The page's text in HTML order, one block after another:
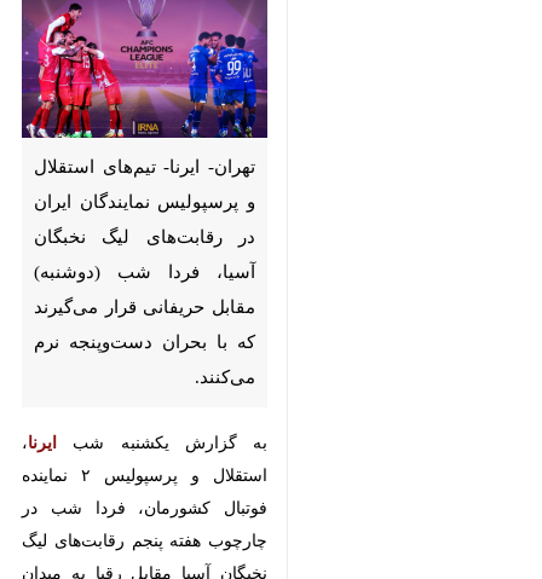
تهران- ایرنا- تیم‌های استقلال و
پرسپولیس نمایندگان ایران در
رقابت‌های لیگ نخبگان آسیا، فردا
شب (دوشنبه) مقابل حریفانی قرار
می‌گیرند که با بحران دست‌وپنجه
نرم می‌کنند.
به گزارش یکشنبه شبایرنا
، استقلال
پنجم رقابت‌های لیگ نخبگان آسیا
مقابل رقبا به میدان می‌روند. استقلال
در ورزشگاه راشد دوبی مقابل پاختاکور
ازبکستان قرار می‌گیرد و پرسپولیس